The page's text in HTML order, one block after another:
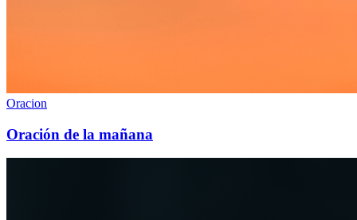
Oracion
Oración de la mañana